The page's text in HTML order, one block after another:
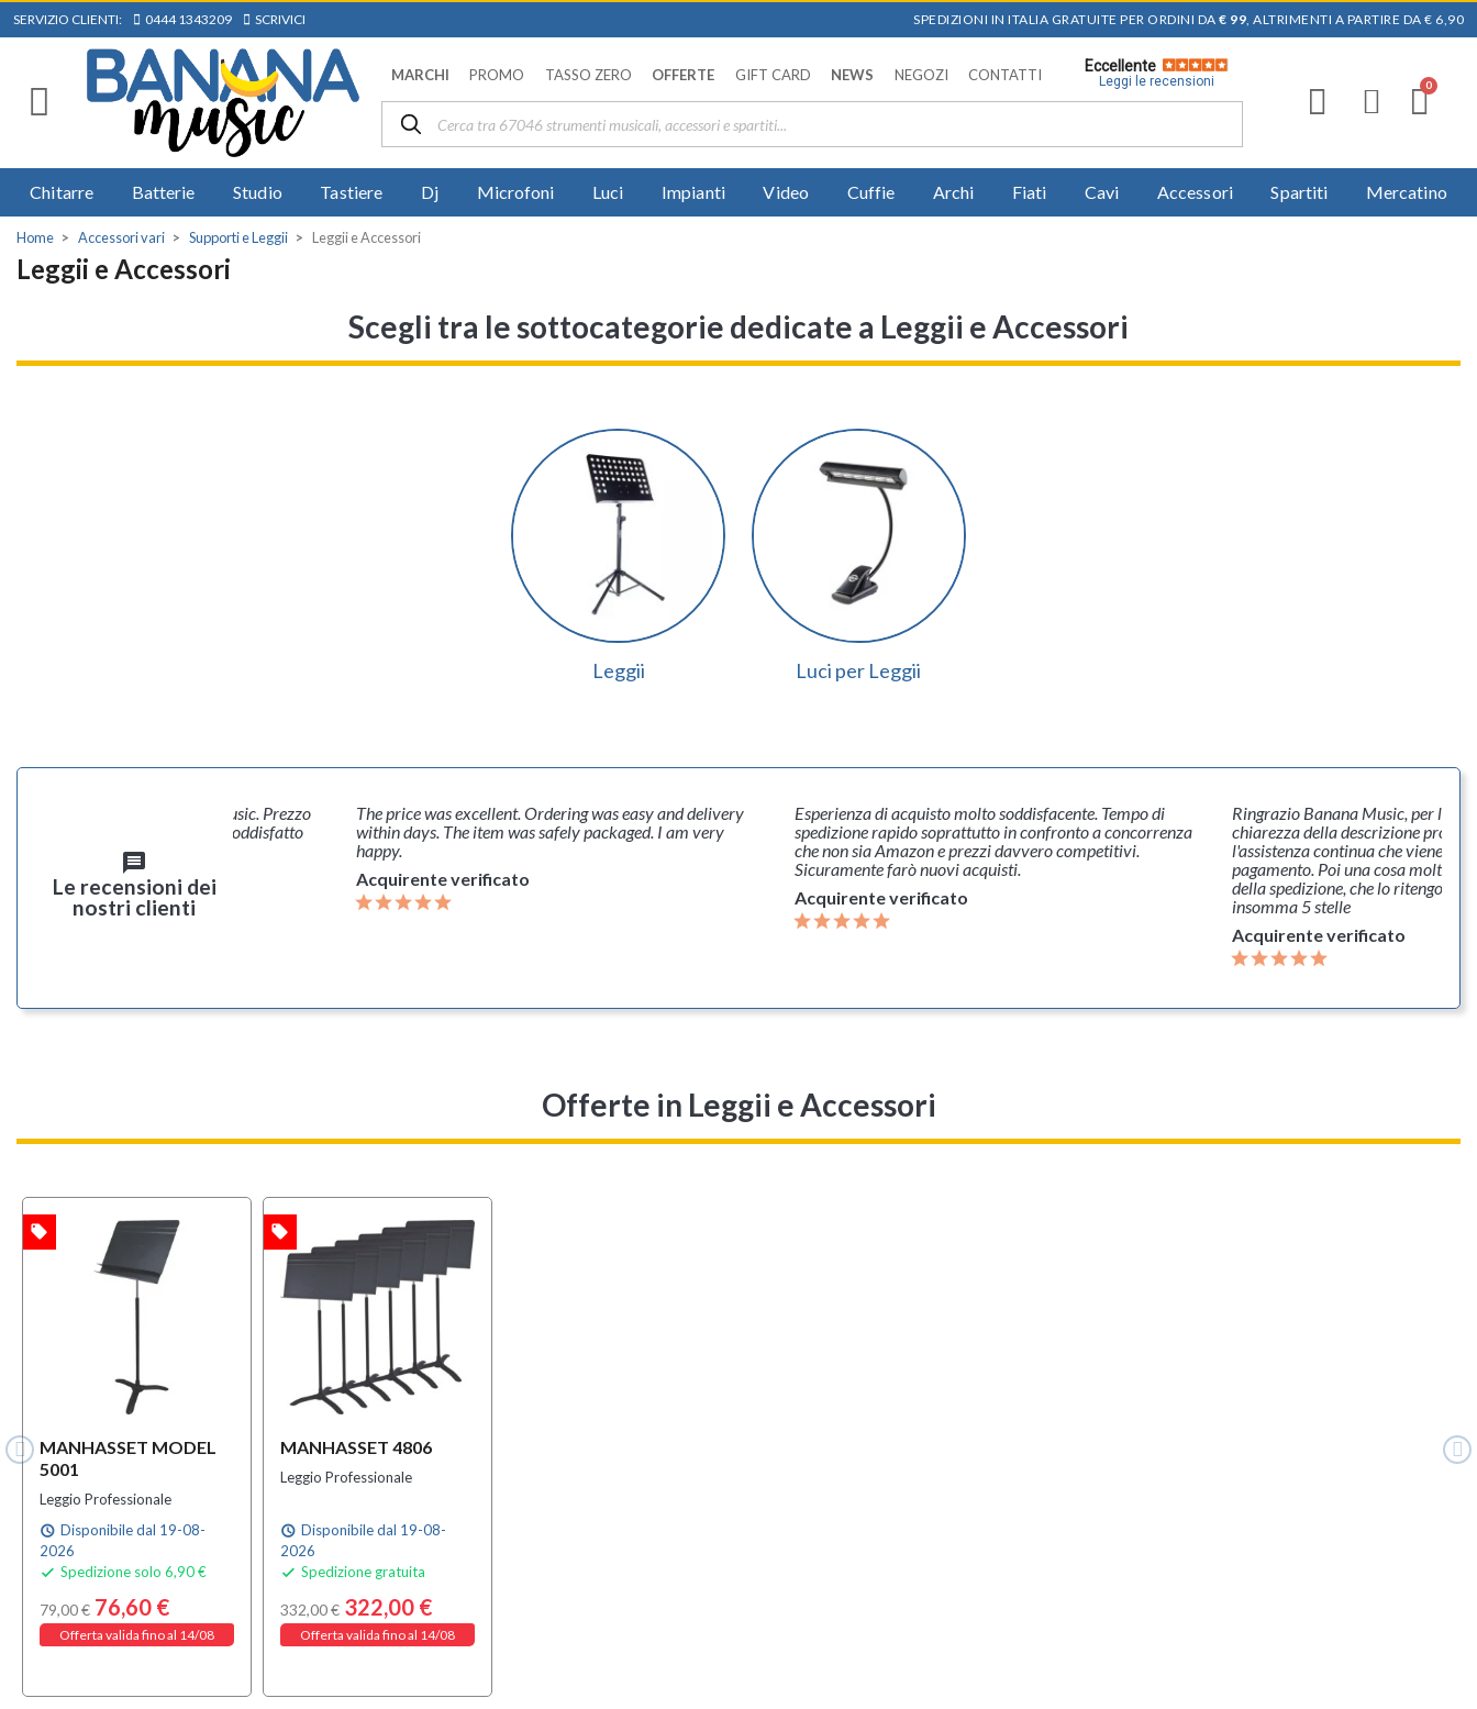
SERVIZIO CLIENTI: 0444 1343209 SCRIVICI SPEDIZIONI IN ITALIA GRATUITE PER ORDINI DA € 99, ALTRIMENTI A PARTIRE DA € 6,90
MARCHI PROMO TASSO ZERO OFFERTE GIFT CARD NEWS NEGOZI CONTATTI
Eccellente
Leggi le recensioni
Chitarre Batterie Studio Tastiere Dj Microfoni Luci Impianti Video Cuffie Archi Fiati Cavi Accessori Spartiti Mercatino
Home Accessori vari Supporti e Leggii Leggii e Accessori
Leggii e Accessori
Scegli tra le sottocategorie dedicate a Leggii e Accessori
Leggii Luci per Leggii
message
Le recensioni dei
nostri clienti
The price was excellent. Ordering was easy and delivery
within days. The item was safely packaged. I am very
Acquirente verificato
Esperienza di acquisto molto soddisfacente. Tempo di
spedizione rapido soprattutto in confronto a concorrenza
che non sia Amazon e prezzi davvero competitivi.
Sicuramente farò nuovi acquisti.
Ringrazio Banana Music, per la competenza, serietà,
chiarezza della descrizione prodotto e soprattutto per
l'assistenza continua che viene fornita anche dopo il
pagamento. Poi una cosa molto importante è la velocità
della spedizione, che lo ritengo un aspetto indispensabile,
insomma 5 stelle
Primo acquisto
bene nel processo
conoscevo
considerazione
Acquirente
Offerte in Leggii e Accessori
MANHASSET MODEL
5001
Leggio Professionale
schedule Disponibile dal 19-08-
2026
 Spedizione solo 6,90 €
79,00 € 76,60 €
Offerta valida fino al 14/08
local_offer
MANHASSET 4806
Leggio Professionale
schedule Disponibile dal 19-08-
2026
 Spedizione gratuita
332,00 € 322,00 €
Offerta valida fino al 14/08
local_offer